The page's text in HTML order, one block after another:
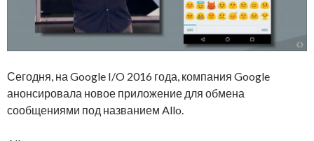
Сегодня, на Google I/O 2016 года, компания Google
анонсировала новое приложение для обмена
сообщениями под названием Allo.